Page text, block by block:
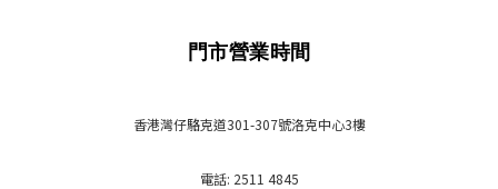
門市營業時間
香港灣仔駱克道301-307號洛克中心3樓
電話: 2511 4845